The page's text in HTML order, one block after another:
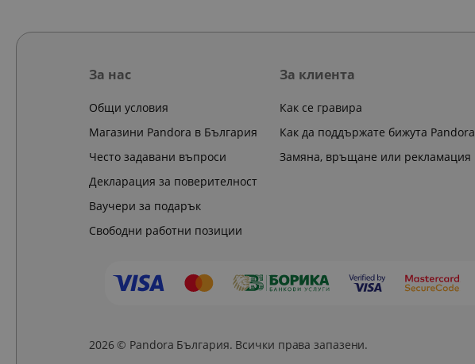
За нас
Общи условия
Магазини Pandora в България
Често задавани въпроси
Декларация за поверителност
Ваучери за подарък
Свободни работни позиции
За клиента
Как се гравира
Как да поддържате бижута Pandora
Замяна, връщане или рекламация
2026 © Pandora България. Всички права запазени.